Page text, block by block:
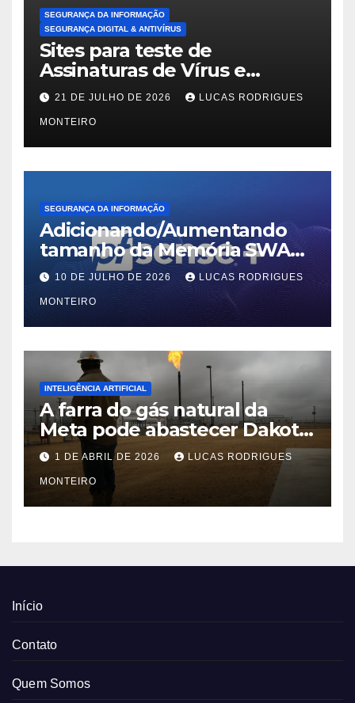
SEGURANÇA DA INFORMAÇÃO
SEGURANÇA DIGITAL & ANTIVÍRUS
Sites para teste de
Assinaturas de Vírus e
Malwares
21 DE JULHO DE 2026 LUCAS RODRIGUES
MONTEIRO
SEGURANÇA DA INFORMAÇÃO
Adicionando/Aumentando
tamanho da Memória SWAP
no PfSense 2.8
10 DE JULHO DE 2026 LUCAS RODRIGUES
MONTEIRO
INTELIGÊNCIA ARTIFICIAL
A farra do gás natural da
Meta pode abastecer Dakota
do Sul
1 DE ABRIL DE 2026 LUCAS RODRIGUES
MONTEIRO
Início
Contato
Quem Somos